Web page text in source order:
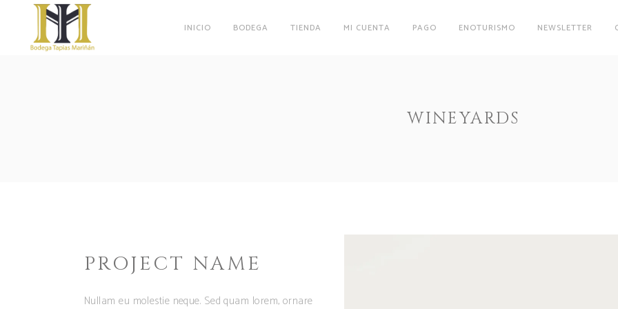
INICIO BODEGA TIENDA MI CUENTA PAGO ENOTURISMO NEWSLETTER
WINEYARDS
PROJECT NAME
Nullam eu molestie neque. Sed quam lorem, ornare